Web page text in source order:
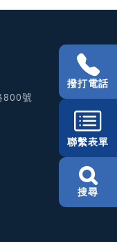
800號
撥打電話
聯繫表單
搜尋